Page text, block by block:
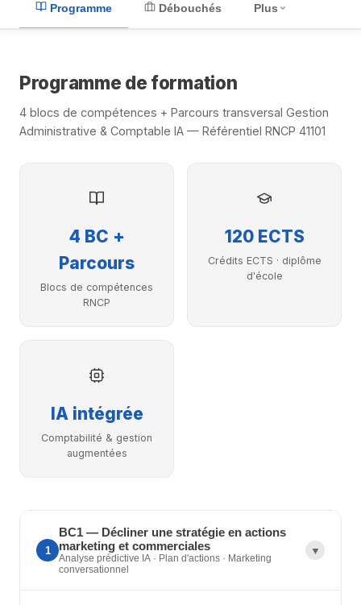
Programme Débouchés Plus
Programme de formation
4 blocs de compétences + Parcours transversal Gestion
Administrative & Comptable IA — Référentiel RNCP 41101
4 BC +
Parcours
Blocs de compétences
RNCP
120 ECTS
Crédits ECTS · diplôme
d'école
IA intégrée
Comptabilité & gestion
augmentées
1
BC1 — Décliner une stratégie en actions
marketing et commerciales
Analyse prédictive IA · Plan d'actions · Marketing
conversationnel
▼